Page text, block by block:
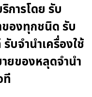
การโดย รับ
ของทุกชนิด รับ
บจำนำเครื่องใช้
ยของหลุดจำนำ
ที